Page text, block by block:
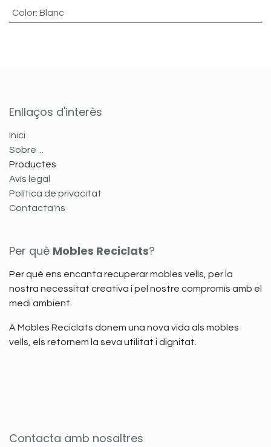
Color: Blanc
Enllaços d'interès
Inici
Sobre ...
Productes
Avís legal
Política de privacitat
Contacta'ns
Per què Mobles Reciclats?
Per què ens encanta recuperar mobles vells, per la
nostra necessitat creativa i pel nostre compromís amb el
medi ambient.
A Mobles Reciclats donem una nova vida als mobles
vells, els retornem la seva utilitat i dignitat.
Contacta amb nosaltres